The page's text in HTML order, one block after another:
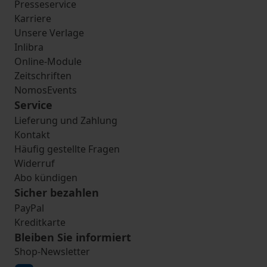
Presseservice
Karriere
Unsere Verlage
Inlibra
Online-Module
Zeitschriften
NomosEvents
Service
Lieferung und Zahlung
Kontakt
Häufig gestellte Fragen
Widerruf
Abo kündigen
Sicher bezahlen
PayPal
Kreditkarte
Bleiben Sie informiert
Shop-Newsletter